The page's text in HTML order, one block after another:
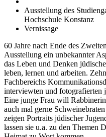
Ausstellung des
Hochschule Konstanz
Vernissage
60 Jahre nach Ende des
Ausstellung ein unbekannter
das Leben und Denken
leben, lernen und arbeiten.
Fachbereichs
interviewten und fotografierten
Eine junge Frau will
auch mal gerne
zeigen Portraits jüdischer
lassen sie u.a. zu den Themen